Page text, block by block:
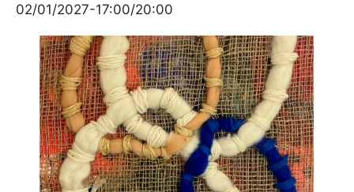
02/01/2027-17:00/20:00